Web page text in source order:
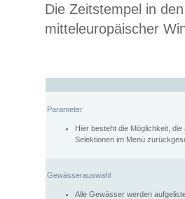
Die Zeitstempel in
mitteleuropäischer
Parameter
Hier besteht die Möglichkeit,
Selektionen im Menü
Gewässerauswahl
Alle Gewässer werden